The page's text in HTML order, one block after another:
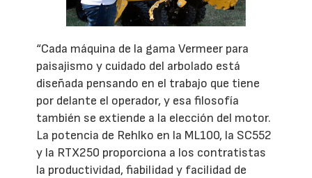
“Cada máquina de la gama Vermeer para
paisajismo y cuidado del arbolado está
diseñada pensando en el trabajo que tiene
por delante el operador, y esa filosofía
también se extiende a la elección del motor.
La potencia de Rehlko en la ML100, la SC552
y la RTX250 proporciona a los contratistas
la productividad, fiabilidad y facilidad de